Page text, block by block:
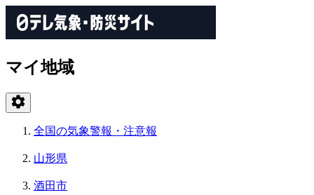
マイ地域
全国の気象警報・注意報
山形県
酒田市